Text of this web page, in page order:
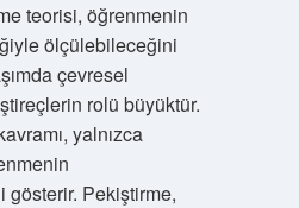
teorisi, öğrenmenin
ölçülebileceğini
çevresel
rolü büyüktür.
yalnızca
Pekiştirme,